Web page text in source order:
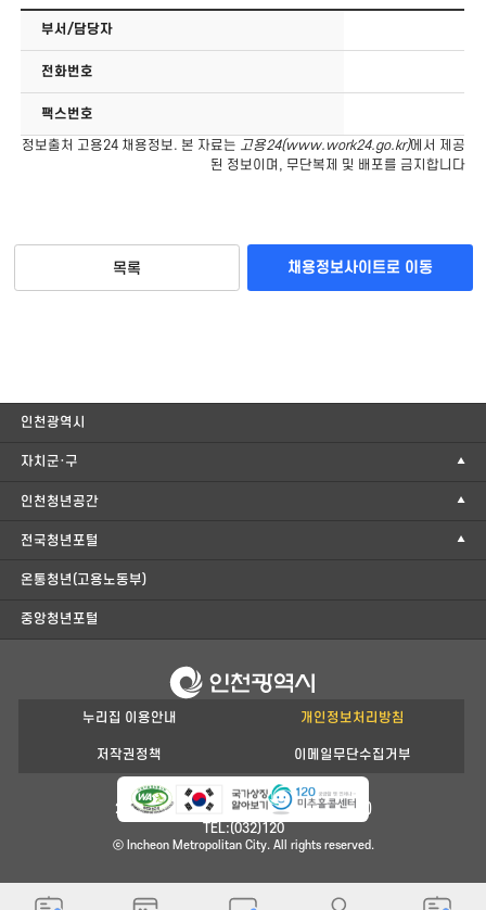
부서/담당자
전화번호
팩스번호
정보출처 고용24 채용정보. 본 자료는 고용24(www.work24.go.kr)에서 제공
된 정보이며, 무단복제 및 배포를 금지합니다
목록 채용정보사이트로 이동
인천광역시
자치군·구
인천청년공간
전국청년포털
온통청년(고용노동부)
중앙청년포털
누리집 이용안내 개인정보처리방침
저작권정책 이메일무단수집거부
21554 인천광역시 남동구 정각로 29(구월동)
TEL:(032)120
ⓒ Incheon Metropolitan City. All rights reserved.